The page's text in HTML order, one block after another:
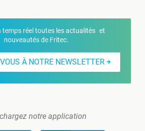
temps réel toutes les actualités et
nouveautés de Fritec.
VOUS À NOTRE NEWSLETTER
notre application